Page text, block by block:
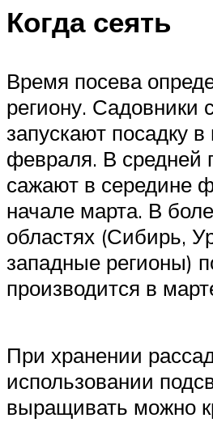
Когда сеять
Время посева
региону. Садовники
запускают посадку в
февраля. В средней
сажают в середине
начале марта. В
областях (Сибирь,
западные регионы)
производится в
При хранении
использовании
выращивать можно